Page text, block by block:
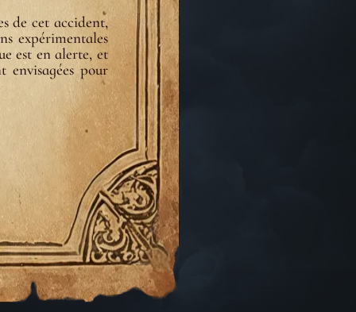
de cet accident,
expérimentales
est en alerte, et
envisagées pour